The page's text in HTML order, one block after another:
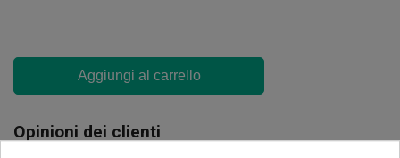
Aggiungi al carrello
Opinioni dei clienti